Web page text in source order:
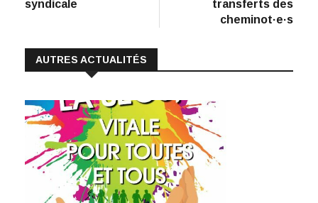
syndicale
transferts des
cheminot·e·s
AUTRES ACTUALITÉS